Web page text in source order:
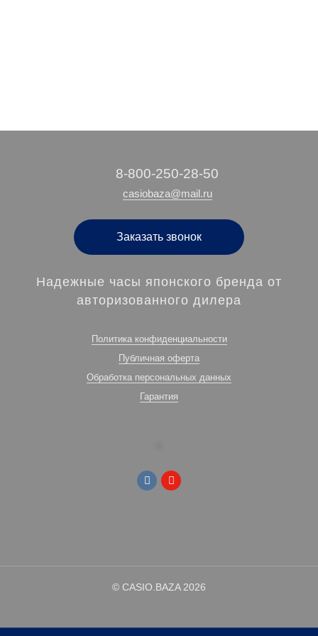
‭8-800-250-28-50
casiobaza@mail.ru
Заказать звонок
Надежные часы японского бренда от
авторизованного дилера
Политика конфиденциальности
Публичная оферта
Обработка персональных данных
Гарантия
© CASIO.BAZA 2026